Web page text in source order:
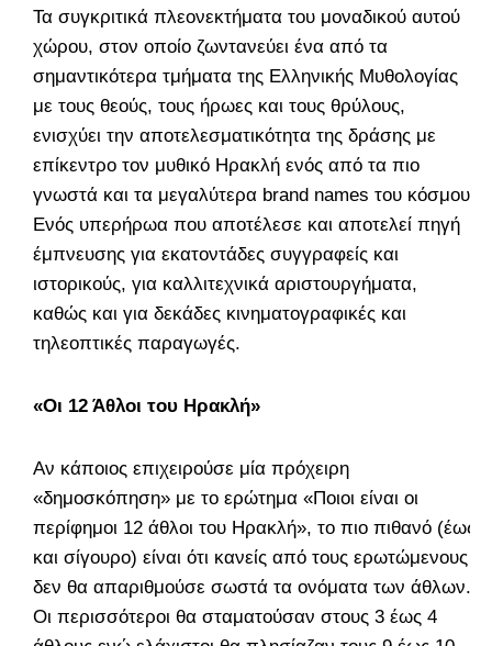
Τα συγκριτικά πλεονεκτήματα του μοναδικού αυτού
χώρου, στον οποίο ζωντανεύει ένα από τα
σημαντικότερα τμήματα της Ελληνικής Μυθολογίας
με τους θεούς, τους ήρωες και τους θρύλους,
ενισχύει την αποτελεσματικότητα της δράσης με
επίκεντρο τον μυθικό Ηρακλή ενός από τα πιο
γνωστά και τα μεγαλύτερα brand names του κόσμου.
Ενός υπερήρωα που αποτέλεσε και αποτελεί πηγή
έμπνευσης για εκατοντάδες συγγραφείς και
ιστορικούς, για καλλιτεχνικά αριστουργήματα,
καθώς και για δεκάδες κινηματογραφικές και
τηλεοπτικές παραγωγές.
«Οι 12 Άθλοι του Ηρακλή»
Αν κάποιος επιχειρούσε μία πρόχειρη
«δημοσκόπηση» με το ερώτημα «Ποιοι είναι οι
περίφημοι 12 άθλοι του Ηρακλή», το πιο πιθανό (έως
και σίγουρο) είναι ότι κανείς από τους ερωτώμενους
δεν θα απαριθμούσε σωστά τα ονόματα των άθλων.
Οι περισσότεροι θα σταματούσαν στους 3 έως 4